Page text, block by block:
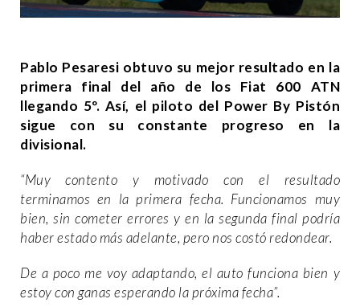
Pablo Pesaresi obtuvo su mejor resultado en la
primera final del año de los Fiat 600 ATN
llegando 5º. Así, el piloto del Power By Pistón
sigue con su constante progreso en la
divisional.
“Muy contento y motivado con el resultado
terminamos en la primera fecha. Funcionamos muy
bien, sin cometer errores y en la segunda final podría
haber estado más adelante, pero nos costó redondear.
De a poco me voy adaptando, el auto funciona bien y
estoy con ganas esperando la próxima fecha”.